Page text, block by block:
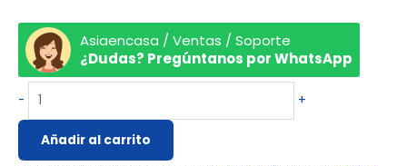
Asiaencasa / Ventas / Soporte
¿Dudas? Pregúntanos por WhatsApp
- +
Añadir al carrito